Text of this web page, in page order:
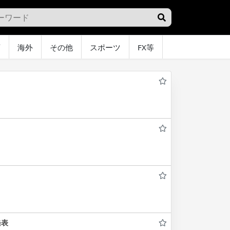
海外 その他 スポーツ FX等